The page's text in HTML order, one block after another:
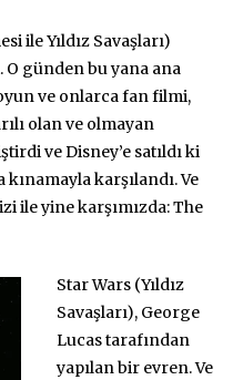
ile Yıldız Savaşları)
günden bu yana ana
ve onlarca fan filmi,
olan ve olmayan
ve Disney’e satıldı ki
karşılandı. Ve
ile yine karşımızda: The
Star Wars (Yıldız
Savaşları), George
Lucas tarafından
yapılan bir evren. Ve